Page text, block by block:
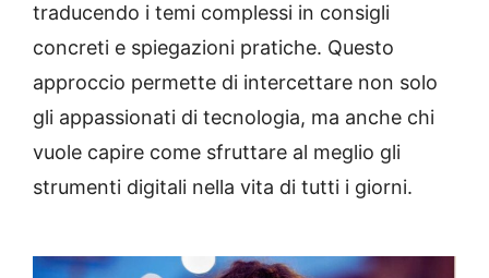
traducendo i temi complessi in consigli
concreti e spiegazioni pratiche. Questo
approccio permette di intercettare non solo
gli appassionati di tecnologia, ma anche chi
vuole capire come sfruttare al meglio gli
strumenti digitali nella vita di tutti i giorni.